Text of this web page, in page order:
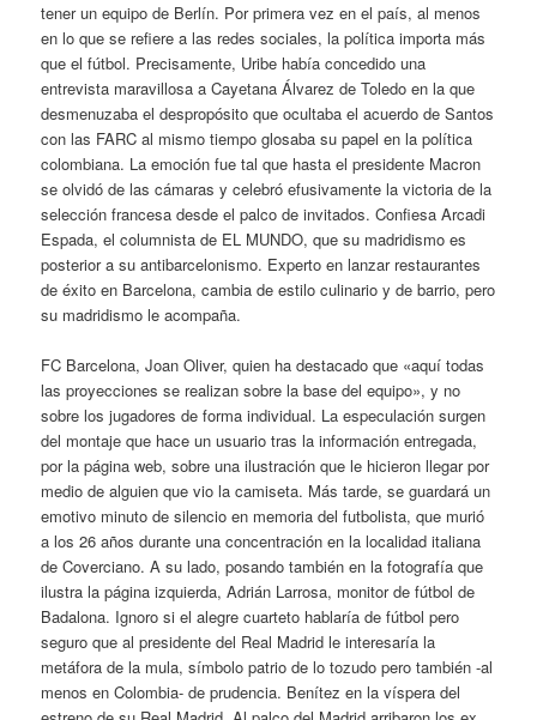
tener un equipo de Berlín. Por primera vez en el país, al menos
en lo que se refiere a las redes sociales, la política importa más
que el fútbol. Precisamente, Uribe había concedido una
entrevista maravillosa a Cayetana Álvarez de Toledo en la que
desmenuzaba el despropósito que ocultaba el acuerdo de Santos
con las FARC al mismo tiempo glosaba su papel en la política
colombiana. La emoción fue tal que hasta el presidente Macron
se olvidó de las cámaras y celebró efusivamente la victoria de la
selección francesa desde el palco de invitados. Confiesa Arcadi
Espada, el columnista de EL MUNDO, que su madridismo es
posterior a su antibarcelonismo. Experto en lanzar restaurantes
de éxito en Barcelona, cambia de estilo culinario y de barrio, pero
su madridismo le acompaña.
FC Barcelona, Joan Oliver, quien ha destacado que «aquí todas
las proyecciones se realizan sobre la base del equipo», y no
sobre los jugadores de forma individual. La especulación surgen
del montaje que hace un usuario tras la información entregada,
por la página web, sobre una ilustración que le hicieron llegar por
medio de alguien que vio la camiseta. Más tarde, se guardará un
emotivo minuto de silencio en memoria del futbolista, que murió
a los 26 años durante una concentración en la localidad italiana
de Coverciano. A su lado, posando también en la fotografía que
ilustra la página izquierda, Adrián Larrosa, monitor de fútbol de
Badalona. Ignoro si el alegre cuarteto hablaría de fútbol pero
seguro que al presidente del Real Madrid le interesaría la
metáfora de la mula, símbolo patrio de lo tozudo pero también -al
menos en Colombia- de prudencia. Benítez en la víspera del